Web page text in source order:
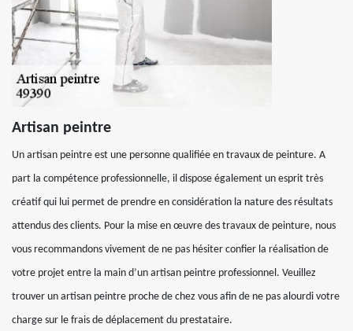
Artisan peintre
Un artisan peintre est une personne qualifiée en travaux de peinture. A
part la compétence professionnelle, il dispose également un esprit très
créatif qui lui permet de prendre en considération la nature des résultats
attendus des clients. Pour la mise en œuvre des travaux de peinture, nous
vous recommandons vivement de ne pas hésiter confier la réalisation de
votre projet entre la main d’un artisan peintre professionnel. Veuillez
trouver un artisan peintre proche de chez vous afin de ne pas alourdi votre
charge sur le frais de déplacement du prestataire.